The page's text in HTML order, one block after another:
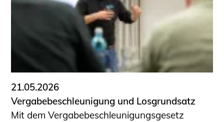
21.05.2026
Vergabebeschleunigung und Losgrundsatz
Mit dem Vergabebeschleunigungsgesetz